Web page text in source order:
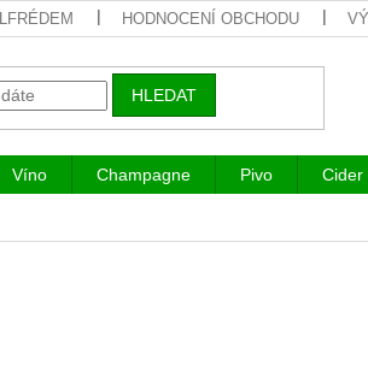
HODNOCENÍ OBCHODU
HLEDAT
Víno Champagne Pivo Cider